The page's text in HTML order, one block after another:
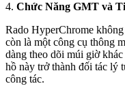
4. Chức Năng GMT và
Rado HyperChrome
còn là một công cụ thông
dàng theo dõi múi giờ
hồ này trở thành đối tác lý
công tác.